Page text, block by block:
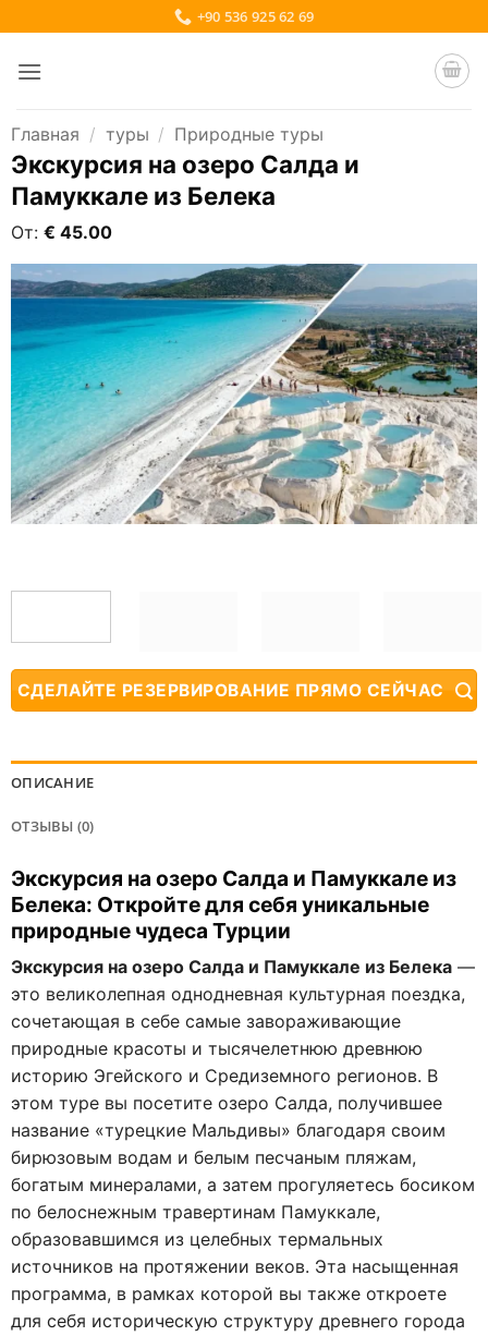
to
content
+90 536 925 62 69
Главная / туры / Природные туры
Экскурсия на озеро Салда и
Памуккале из Белека
От: € 45.00
СДЕЛАЙТЕ РЕЗЕРВИРОВАНИЕ ПРЯМО СЕЙЧАС
ОПИСАНИЕ
ОТЗЫВЫ (0)
Экскурсия на озеро Салда и Памуккале из
Белека: Откройте для себя уникальные
природные чудеса Турции
Экскурсия на озеро Салда и Памуккале из Белека —
это великолепная однодневная культурная поездка,
сочетающая в себе самые завораживающие
природные красоты и тысячелетнюю древнюю
историю Эгейского и Средиземного регионов. В
этом туре вы посетите озеро Салда, получившее
название «турецкие Мальдивы» благодаря своим
бирюзовым водам и белым песчаным пляжам,
богатым минералами, а затем прогуляетесь босиком
по белоснежным травертинам Памуккале,
образовавшимся из целебных термальных
источников на протяжении веков. Эта насыщенная
программа, в рамках которой вы также откроете
для себя историческую структуру древнего города